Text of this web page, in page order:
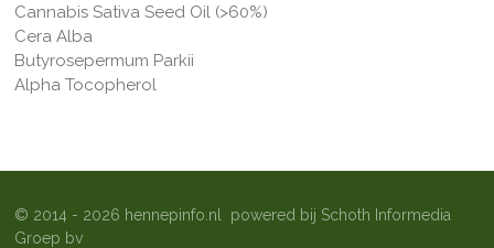
Cannabis Sativa Seed Oil (>60%)
Cera Alba
Butyrosepermum Parkii
Alpha Tocopherol
© 2014 - 2026 hennepinfo.nl powered bij Schoth Informedia
Groep bv